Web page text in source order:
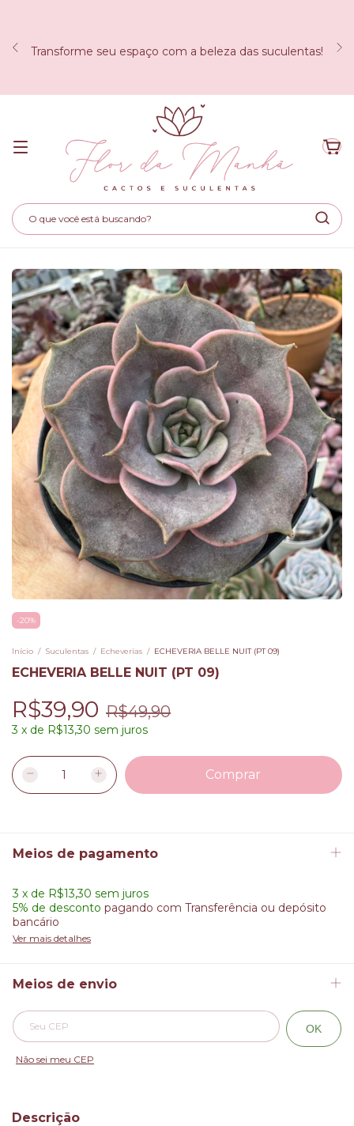
Transforme seu espaço com a beleza das suculentas!
-20%
Início / Suculentas / Echeverias / ECHEVERIA BELLE NUIT (PT 09)
ECHEVERIA BELLE NUIT (PT 09)
R$39,90 R$49,90
3 x de R$13,30 sem juros
Meios de pagamento
3 x de R$13,30 sem juros
5% de desconto pagando com Transferência ou depósito
bancário
Ver mais detalhes
Meios de envio
Entregas para o CEP: Alterar CEP
OK
Não sei meu CEP
Descrição